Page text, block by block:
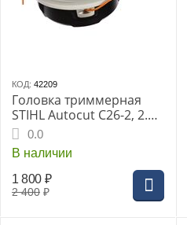
КОД: 42209
Головка триммерная
STIHL Autocut С26-2, 2.4
мм0.0
В наличии
2 400 ₽
1 800 ₽